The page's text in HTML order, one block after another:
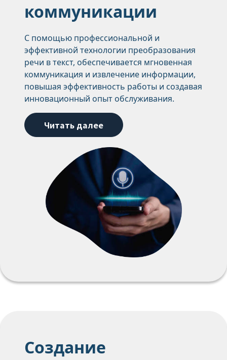
коммуникации
С помощью профессиональной и
эффективной технологии преобразования
речи в текст, обеспечивается мгновенная
коммуникация и извлечение информации,
повышая эффективность работы и создавая
инновационный опыт обслуживания.
Читать далее
Создание